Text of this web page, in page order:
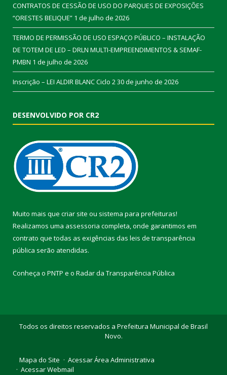
CONTRATOS DE CESSÃO DE USO DO PARQUES DE EXPOSIÇÕES
“ORESTES BELIQUE” 1 de julho de 2026
TERMO DE PERMISSÃO DE USO ESPAÇO PÚBLICO – INSTALAÇÃO
DE TOTEM DE LED – DRLN MULTI-EMPREENDIMENTOS & SEMAF-
PMBN 1 de julho de 2026
Inscrição – LEI ALDIR BLANC Ciclo 230 de junho de 2026
DESENVOLVIDO POR CR2
Muito mais que criar site ou sistema para prefeituras!
Realizamos uma assessoria completa, onde garantimos em
contrato que todas as exigências das leis de transparência
pública serão atendidas.
Conheça o PNTP e o Radar da Transparência Pública
Todos os direitos reservados a Prefeitura Municipal de Brasil
Novo.
Mapa do Site
Acessar Área Administrativa
Acessar Webmail